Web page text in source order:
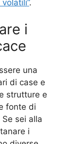
.
i
una
di case e
strutture e
fonte di
sei alla
i